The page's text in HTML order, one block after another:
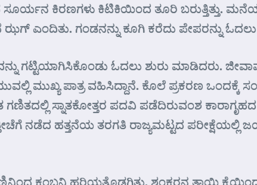
ಕಿರಣಗಳು ಕಿಟಿಕಿಯಿಂದ ತೂರಿ ಬರುತ್ತಿತ್ತು. ಮನೆಯ
ಗಂಡನನ್ನು ಕೂಗಿ ಕರೆದು ಪೇಪರನ್ನು ಓದಲು
ಓದಲು ಶುರು ಮಾಡಿದರು. ಜೀವಾವಧಿ
ಮುಖ್ಯ ಪಾತ್ರ ವಹಿಸಿದ್ದಾನೆ. ಕೊಲೆ ಪ್ರಕರಣ ಒಂದಕ್ಕೆ
ಗಣಿತದಲ್ಲಿ ಸ್ನಾತಕೋತ್ತರ ಪದವಿ ಪಡೆದಿರುವಂಶ
ನಡೆದ ಹತ್ತನೆಯ ತರಗತಿ ರಾಜ್ಯಮಟ್ಟದ ಪರೀಕ್ಷೆಯಲ್ಲಿ
ಕಂಬನಿ ಹರಿಯತೊಡಗಿತು. ಶಂಕರನ ತಾಯಿ